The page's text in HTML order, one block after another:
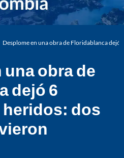
Desplome en una obra de Floridablanca
una obra de
dejó 6
dos